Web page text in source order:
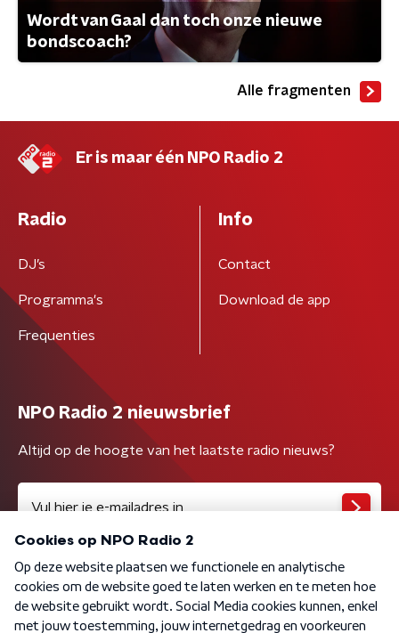
Wordt van Gaal dan toch onze nieuwe
bondscoach?
Alle fragmenten
Er is maar één NPO Radio 2
Radio
DJ’s
Programma's
Frequenties
Info
Contact
Download de app
NPO Radio 2 nieuwsbrief
Altijd op de hoogte van het laatste radio nieuws?
Algemene voorwaarden